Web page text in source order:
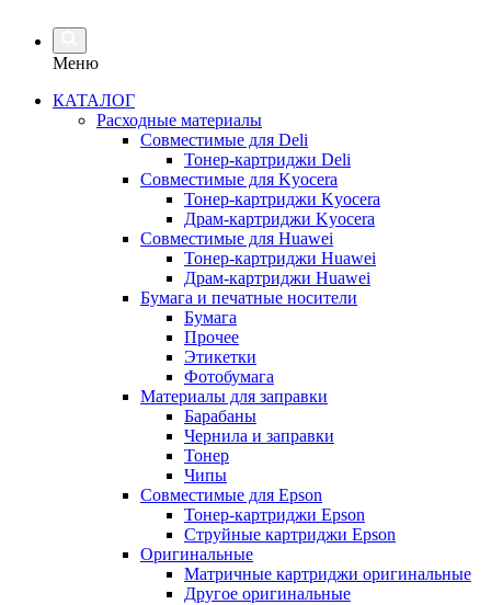
Меню
КАТАЛОГ
Расходные материалы
Совместимые для Deli
Тонер-картриджи Deli
Совместимые для Kyocera
Тонер-картриджи Kyocera
Драм-картриджи Kyocera
Совместимые для Huawei
Тонер-картриджи Huawei
Драм-картриджи Huawei
Бумага и печатные носители
Бумага
Прочее
Этикетки
Фотобумага
Материалы для заправки
Барабаны
Чернила и заправки
Тонер
Чипы
Совместимые для Epson
Тонер-картриджи Epson
Струйные картриджи Epson
Оригинальные
Матричные картриджи оригинальные
Другое оригинальные